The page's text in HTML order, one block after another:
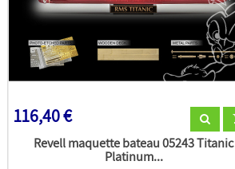
116,40 €
Revell maquette bateau 05243 Titanic
Platinum...